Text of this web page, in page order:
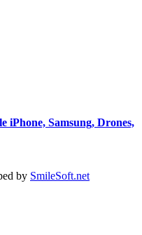
iPhone, Samsung, Drones,
by SmileSoft.net